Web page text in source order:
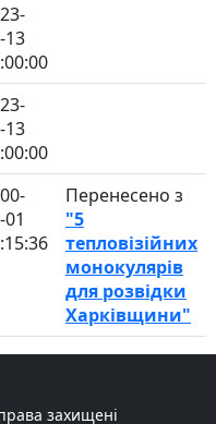
13
13
01
Перенесено з
"5
тепловізійних
монокулярів
для розвідки
Харківщини"
захищені